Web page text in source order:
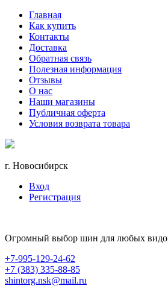
Главная
Как купить
Контакты
Доставка
Обратная связь
Полезная информация
Отзывы
О нас
Наши магазины
Публичная оферта
Условия возврата товара
г. Новосибирск
Вход
Регистрация
Огромный выбор шин для любых
+7-995-129-24-62
+7 (383) 335-88-85
shintorg.nsk@mail.ru